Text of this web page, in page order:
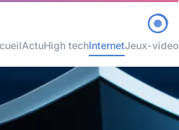
ActuHigh techInternetJeux-video